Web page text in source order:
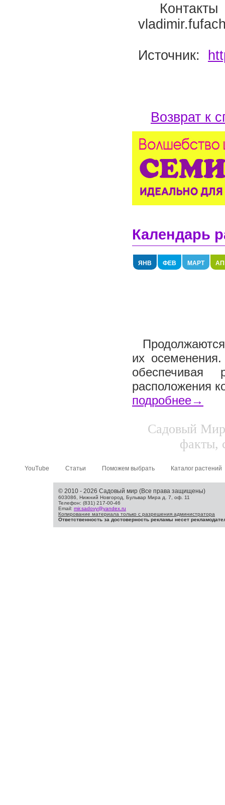
Источник:
Возврат к
Календарь
ЯНВ ФЕВ МАРТ
их
обеспечивая
расположения
подробнее→
Садовый
факты,
YouTube Статьи Поможем выбрать Каталог растений
© 2010 - 2026 Садовый мир (Все права защищены)
603086, Нижний Новгород, Бульвар Мира д. 7, оф. 11
Телефон: (831) 217-00-46
Email: mir.sadovy@yandex.ru
Копирование материала только с разрешения администратора
Ответственность за достоверность рекламы несет